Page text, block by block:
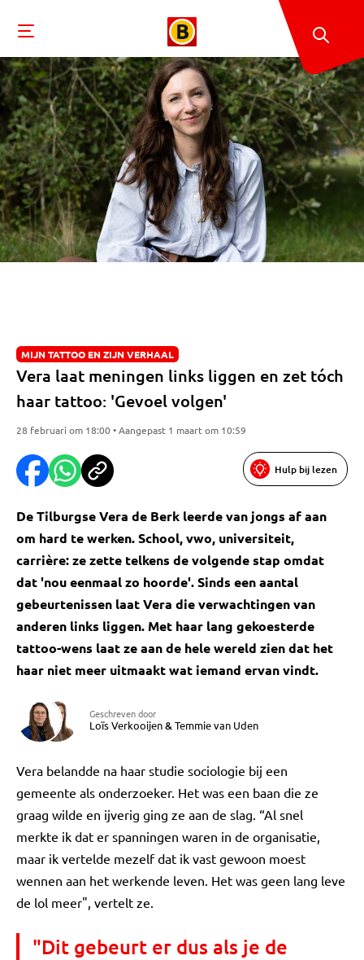
MIJN TATTOO EN ZIJN VERHAAL
Vera laat meningen links liggen en zet tóch
haar tattoo: 'Gevoel volgen'
28 februari om 18:00 • Aangepast 1 maart om 10:59
Hulp bij lezen
De Tilburgse Vera de Berk leerde van jongs af aan
om hard te werken. School, vwo, universiteit,
carrière: ze zette telkens de volgende stap omdat
dat 'nou eenmaal zo hoorde'. Sinds een aantal
gebeurtenissen laat Vera die verwachtingen van
anderen links liggen. Met haar lang gekoesterde
tattoo-wens laat ze aan de hele wereld zien dat het
haar niet meer uitmaakt wat iemand ervan vindt.
Geschreven door
Loïs Verkooijen&Temmie van Uden
Vera belandde na haar studie sociologie bij een
gemeente als onderzoeker. Het was een baan die ze
graag wilde en ijverig ging ze aan de slag. “Al snel
merkte ik dat er spanningen waren in de organisatie,
maar ik vertelde mezelf dat ik vast gewoon moest
wennen aan het werkende leven. Het was geen lang leve
de lol meer", vertelt ze.
"Dit gebeurt er dus als je de